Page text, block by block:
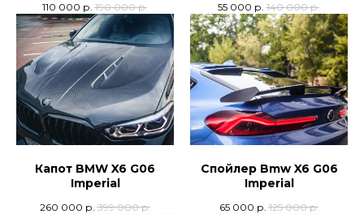
110 000 р. 190 000 р. 55 000 р. 140 000 р.
Капот BMW X6 G06
Imperial
260 000 р. 399 000 р.
Спойлер Bmw X6 G06
Imperial
65 000 р. 125 000 р.